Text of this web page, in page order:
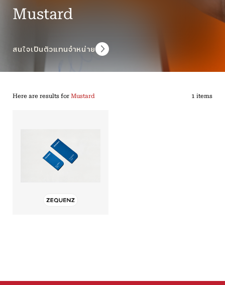
Mustard
สนใจเป็นตัวแทนจำหน่าย
Here are results for Mustard 1 items